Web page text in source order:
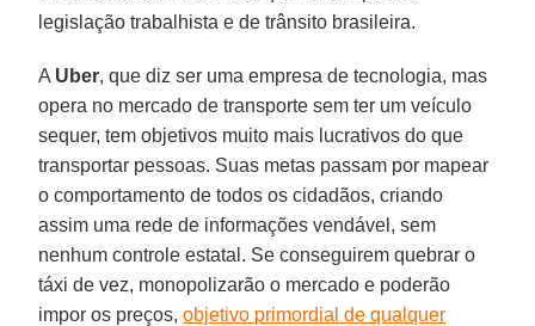
legislação trabalhista e de trânsito brasileira.
A Uber, que diz ser uma empresa de tecnologia, mas
opera no mercado de transporte sem ter um veículo
sequer, tem objetivos muito mais lucrativos do que
transportar pessoas. Suas metas passam por mapear
o comportamento de todos os cidadãos, criando
assim uma rede de informações vendável, sem
nenhum controle estatal. Se conseguirem quebrar o
táxi de vez, monopolizarão o mercado e poderão
impor os preços,objetivo primordial de qualquer